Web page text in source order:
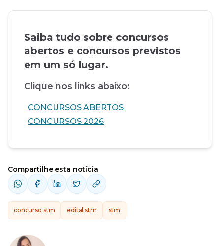
Saiba tudo sobre concursos
abertos e concursos previstos
em um só lugar.
Clique nos links abaixo:
CONCURSOS ABERTOS
CONCURSOS 2026
Compartilhe esta notícia
concurso stm edital stm stm